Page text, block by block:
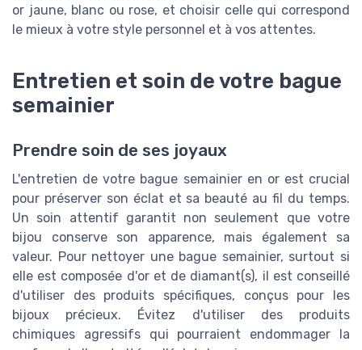
or jaune, blanc ou rose, et choisir celle qui correspond
le mieux à votre style personnel et à vos attentes.
Entretien et soin de votre bague
semainier
Prendre soin de ses joyaux
L'entretien de votre bague semainier en or est crucial
pour préserver son éclat et sa beauté au fil du temps.
Un soin attentif garantit non seulement que votre
bijou conserve son apparence, mais également sa
valeur. Pour nettoyer une bague semainier, surtout si
elle est composée d'or et de diamant(s), il est conseillé
d'utiliser des produits spécifiques, conçus pour les
bijoux précieux. Évitez d'utiliser des produits
chimiques agressifs qui pourraient endommager la